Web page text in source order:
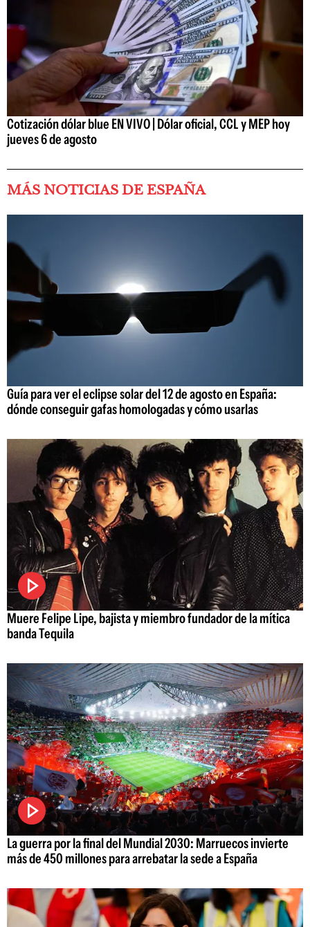
Cotización dólar blue EN VIVO | Dólar oficial, CCL y MEP hoy
jueves 6 de agosto
MÁS NOTICIAS DE ESPAÑA
Guía para ver el eclipse solar del 12 de agosto en España:
dónde conseguir gafas homologadas y cómo usarlas
Muere Felipe Lipe, bajista y miembro fundador de la mítica
banda Tequila
La guerra por la final del Mundial 2030: Marruecos invierte
más de 450 millones para arrebatar la sede a España